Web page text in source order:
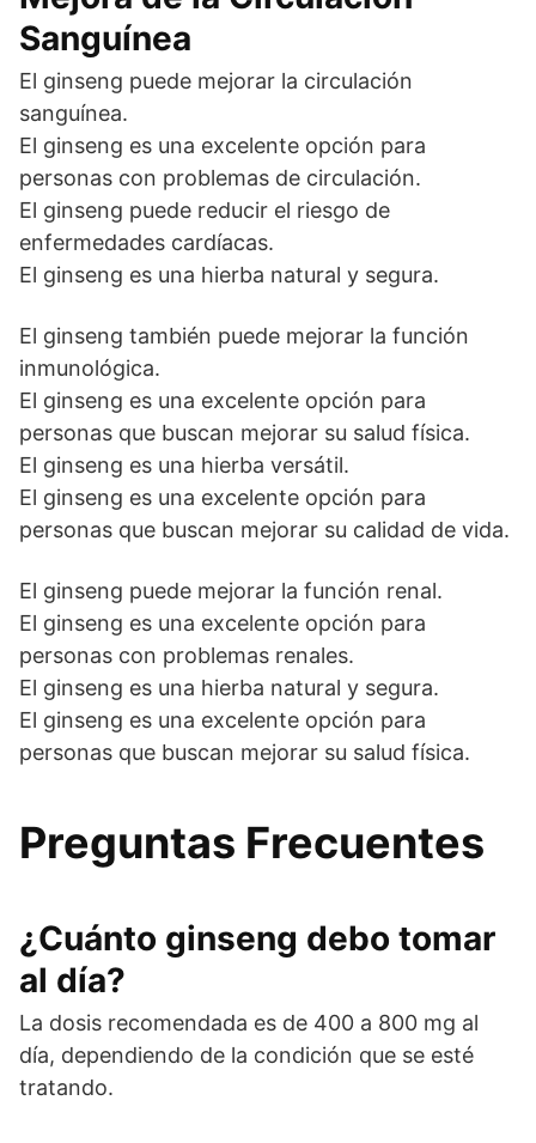
Sanguínea
El ginseng puede mejorar la circulación
sanguínea.
El ginseng es una excelente opción para
personas con problemas de circulación.
El ginseng puede reducir el riesgo de
enfermedades cardíacas.
El ginseng es una hierba natural y segura.
El ginseng también puede mejorar la función
inmunológica.
El ginseng es una excelente opción para
personas que buscan mejorar su salud física.
El ginseng es una hierba versátil.
El ginseng es una excelente opción para
personas que buscan mejorar su calidad de vida.
El ginseng puede mejorar la función renal.
El ginseng es una excelente opción para
personas con problemas renales.
El ginseng es una hierba natural y segura.
El ginseng es una excelente opción para
personas que buscan mejorar su salud física.
Preguntas Frecuentes
¿Cuánto ginseng debo tomar
al día?
La dosis recomendada es de 400 a 800 mg al
día, dependiendo de la condición que se esté
tratando.